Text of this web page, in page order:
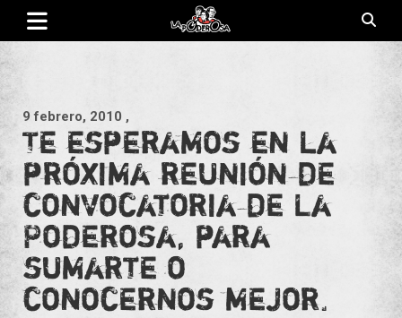
Saltar
contenido
9 febrero, 2010 ,
Te esperamos en la
próxima reunión de
convocatoria de La
Poderosa, para
sumarte o
conocernos mejor.